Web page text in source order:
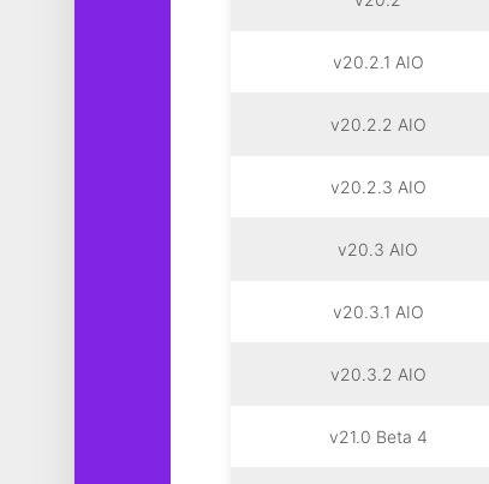
v20.2.1 AIO
v20.2.2 AIO
v20.2.3 AIO
v20.3 AIO
v20.3.1 AIO
v20.3.2 AIO
v21.0 Beta 4